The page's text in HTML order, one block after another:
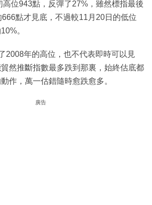
位943點，反彈了27%，雖然標指最後
點才見底，不過較11月20日的低位
。
2008年的高位，也不代表即時可以見
然推斷指數最多跌到那裏，始終估底都
作，萬一估錯隨時愈跌愈多。
廣告